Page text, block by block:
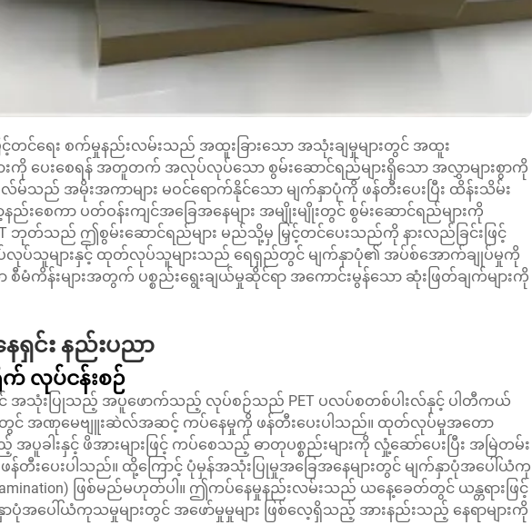
င့်တင်ရေး စက်မှုနည်းလမ်းသည် အထူးခြားသော အသုံးချမှုများတွင် အထူး
ားကို ပေးစေရန် အတူတက် အလုပ်လုပ်သော စွမ်းဆောင်ရည်များရှိသော အလွှာများစွာကို
မ်သည် အမိုးအကာများ မဝင်ရောက်နိုင်သော မျက်နှာပုံကို ဖန်တီးပေးပြီး ထိန်းသိမ်း
နည်းစေကာ ပတ်ဝန်းကျင်အခြေအနေများ အမျိုးမျိုးတွင် စွမ်းဆောင်ရည်များကို
ဘုတ်သည် ဤစွမ်းဆောင်ရည်များ မည်သို့မှ မြှင့်တင်ပေးသည်ကို နားလည်ခြင်းဖြင့်
ပ်လုပ်သူများနှင့် ထုတ်လုပ်သူများသည် ရေရှည်တွင် မျက်နှာပုံ၏ အပ်စ်အောက်ချုပ်မှုကို
မံကိန်းများအတွက် ပစ္စည်းရွေးချယ်မှုဆိုင်ရာ အကောင်းမွန်သော ဆုံးဖြတ်ချက်များကို
ရှင်း နည်းပညာ
လုပ်ငန်းစဉ်
သုံးပြုသည့် အပူဖောက်သည့် လုပ်စဉ်သည် PET ပလပ်စတစ်ပါးလ်နှင့် ပါတီကယ်
တွင် အဏုမေဗျူးဆဲလ်အဆင့် ကပ်နေမှုကို ဖန်တီးပေးပါသည်။ ထုတ်လုပ်မှုအတော
ခါးနှင့် ဖိအားများဖြင့် ကပ်စေသည့် ဓာတုပစ္စည်းများကို လှုံ့ဆော်ပေးပြီး အမြဲတမ်း
တီးပေးပါသည်။ ထို့ကြောင့် ပုံမှန်အသုံးပြုမှုအခြေအနေများတွင် မျက်နှာပုံအပေါ်ယံကု
ဖြစ်မည်မဟုတ်ပါ။ ဤကပ်နေမှုနည်းလမ်းသည် ယနေ့ခေတ်တွင် ယန္တရားဖြင့်
အပေါ်ယံကုသမှုများတွင် အဖော်မှုမှုများ ဖြစ်လေ့ရှိသည့် အားနည်းသည့် နေရာများကို